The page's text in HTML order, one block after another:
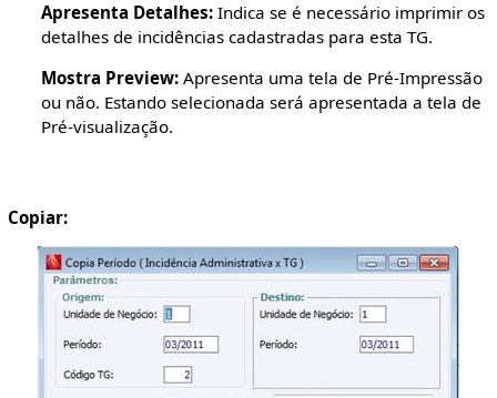
Apresenta Detalhes: Indica se é necessário imprimir os
detalhes de incidências cadastradas para esta TG.
Mostra Preview: Apresenta uma tela de Pré-Impressão
ou não. Estando selecionada será apresentada a tela de
Pré-visualização.
Copiar: